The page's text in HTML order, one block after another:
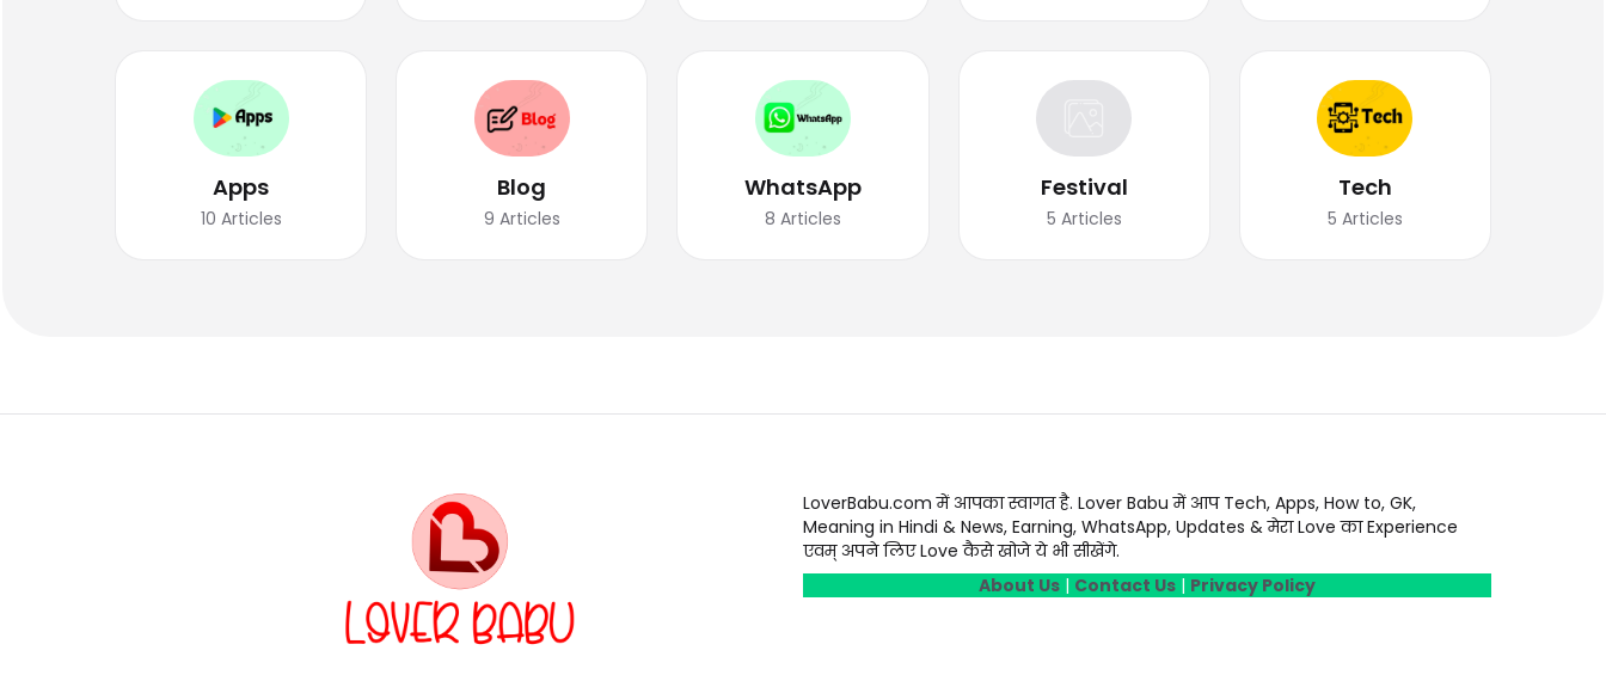
Apps
10 Articles
Blog
9 Articles
WhatsApp
8 Articles
Festival
5 Articles
Tech
5 Articles
LoverBabu.com में आपका स्वागत है. Lover Babu में आप Tech, Apps, How to, GK,
Meaning in Hindi & News, Earning, WhatsApp, Updates & मेरा Love का Experience
एवम् अपने लिए Love कैसे खोजे ये भी सीखेंगे.
About Us | Contact Us | Privacy Policy